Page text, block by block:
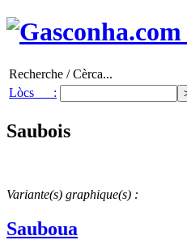
Recherche / Cèrca...
Lòcs :
Saubois
Variante(s) graphique(s) :
Sauboua